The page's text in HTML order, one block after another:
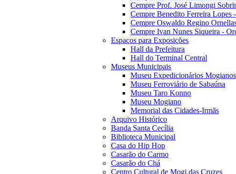
Cempre Prof. José Limongi
Cempre Benedito Ferreira Lopes
Cempre Oswaldo Regino
Cempre Ivan Nunes Siqueira -
Espaços para Exposições
Hall da Prefeitura
Hall do Terminal Central
Museus Municipais
Museu Expedicionários Mogianos
Museu Ferroviário de Sabaúna
Museu Taro Konno
Museu Mogiano
Memorial das Cidades-Irmãs
Arquivo Histórico
Banda Santa Cecília
Biblioteca Municipal
Casa do Hip Hop
Casarão do Carmo
Casarão do Chá
Centro Cultural de Mogi das Cruzes